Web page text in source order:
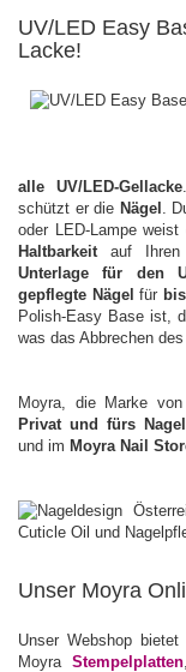
UV/LED Easy
Lacke!
alle UV/LED-Gellacke
schützt er die Nägel .
oder LED-Lampe
Haltbarkeit auf Ihren
Unterlage für den
gepflegte Nägel für
Polish-Easy Base ist,
was das Abbrechen
Moyra, die Marke
Privat und fürs
und im Moyra Nail
Unser Moyra
Unser Webshop
Moyra Stempelplatten